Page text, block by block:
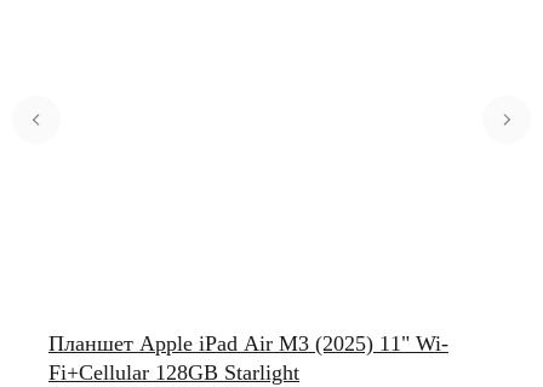
Планшет Apple iPad Air M3 (2025) 11" Wi-
Fi+Cellular 128GB Starlight